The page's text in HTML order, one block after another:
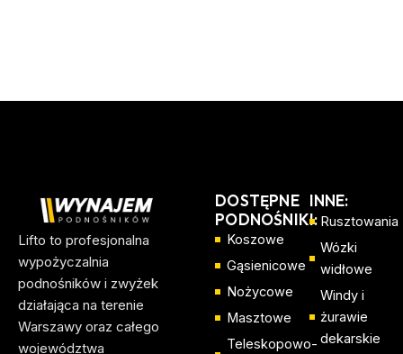
Lifto to profesjonalna
wypożyczalnia
podnośników i zwyżek
działająca na terenie
Warszawy oraz całego
województwa
DOSTĘPNE
PODNOŚNIKI:
Koszowe
Gąsienicowe
Nożycowe
Masztowe
Teleskopowo-
INNE:
Rusztowania
Wózki
widłowe
Windy i
żurawie
dekarskie